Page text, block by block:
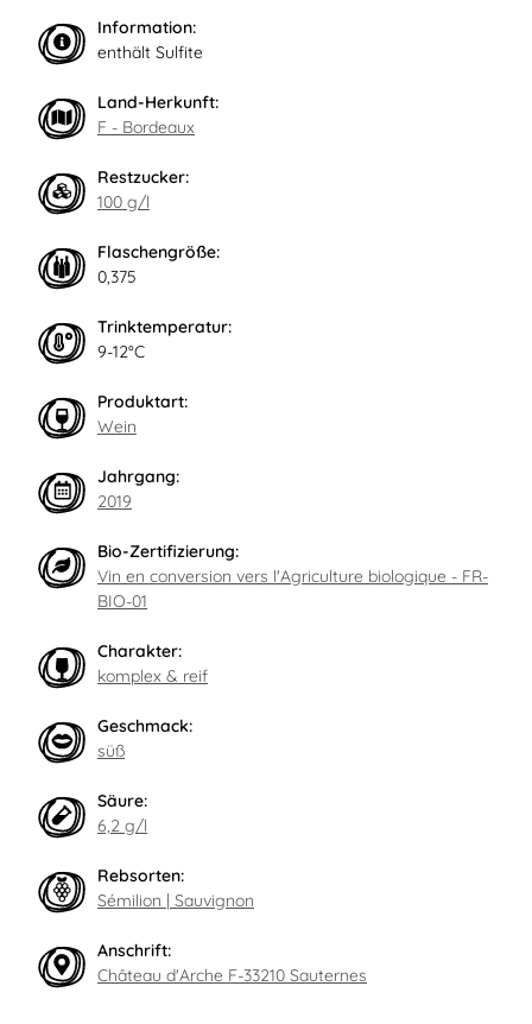
Information:
enthält Sulfite
Land-Herkunft:
F - Bordeaux
Restzucker:
100 g/l
Flaschengröße:
0,375
Trinktemperatur:
9-12°C
Produktart:
Wein
Jahrgang:
2019
Bio-Zertifizierung:
Vin en conversion vers l'Agriculture biologique - FR-
BIO-01
Charakter:
komplex & reif
Geschmack:
süß
Säure:
6,2 g/l
Rebsorten:
Sémilion | Sauvignon
Anschrift:
Château d'Arche F-33210 Sauternes